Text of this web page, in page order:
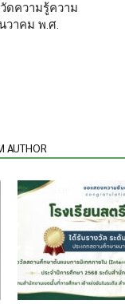
ดความรู้ความ
วาคม พ.ศ.
AUTHOR